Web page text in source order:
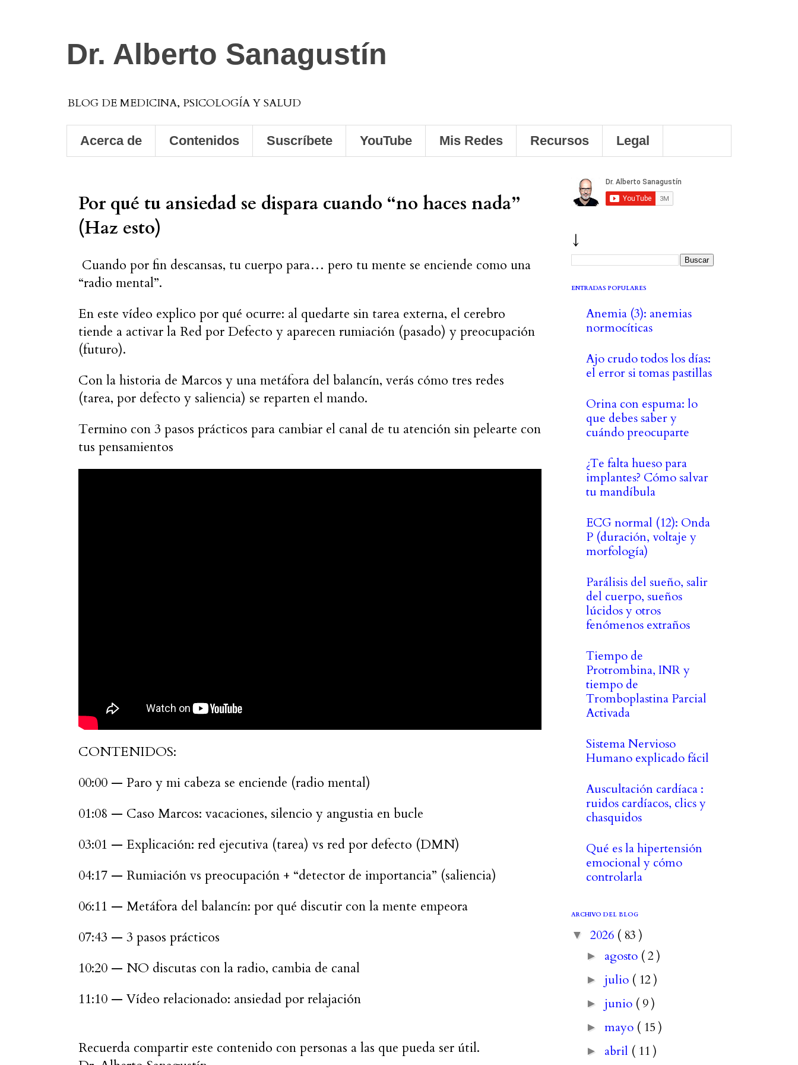
Dr. Alberto Sanagustín
BLOG DE MEDICINA, PSICOLOGÍA Y SALUD
Acerca de Contenidos Suscríbete YouTube Mis Redes Recursos Legal
Por qué tu ansiedad se dispara cuando “no haces nada”
(Haz esto)
Cuando por fin descansas, tu cuerpo para… pero tu mente se enciende como una
“radio mental”.
En este vídeo explico por qué ocurre: al quedarte sin tarea externa, el cerebro
tiende a activar la Red por Defecto y aparecen rumiación (pasado) y preocupación
(futuro).
Con la historia de Marcos y una metáfora del balancín, verás cómo tres redes
(tarea, por defecto y saliencia) se reparten el mando.
Termino con 3 pasos prácticos para cambiar el canal de tu atención sin pelearte con
tus pensamientos
CONTENIDOS:
00:00 — Paro y mi cabeza se enciende (radio mental)
01:08 — Caso Marcos: vacaciones, silencio y angustia en bucle
03:01 — Explicación: red ejecutiva (tarea) vs red por defecto (DMN)
04:17 — Rumiación vs preocupación + “detector de importancia” (saliencia)
06:11 — Metáfora del balancín: por qué discutir con la mente empeora
07:43 — 3 pasos prácticos
10:20 — NO discutas con la radio, cambia de canal
11:10 — Vídeo relacionado: ansiedad por relajación
Recuerda compartir este contenido con personas a las que pueda ser útil.
↓
ENTRADAS POPULARES
Anemia (3): anemias
normocíticas
Ajo crudo todos los días:
el error si tomas pastillas
Orina con espuma: lo
que debes saber y
cuándo preocuparte
¿Te falta hueso para
implantes? Cómo salvar
tu mandíbula
ECG normal (12): Onda
P (duración, voltaje y
morfología)
Parálisis del sueño, salir
del cuerpo, sueños
lúcidos y otros
fenómenos extraños
Tiempo de
Protrombina, INR y
tiempo de
Tromboplastina Parcial
Activada
Sistema Nervioso
Humano explicado fácil
Auscultación cardíaca :
ruidos cardíacos, clics y
chasquidos
Qué es la hipertensión
emocional y cómo
controlarla
ARCHIVO DEL BLOG
▼ 2026 ( 83 )
► agosto ( 2 )
► julio ( 12 )
► junio ( 9 )
► mayo ( 15 )
► abril ( 11 )